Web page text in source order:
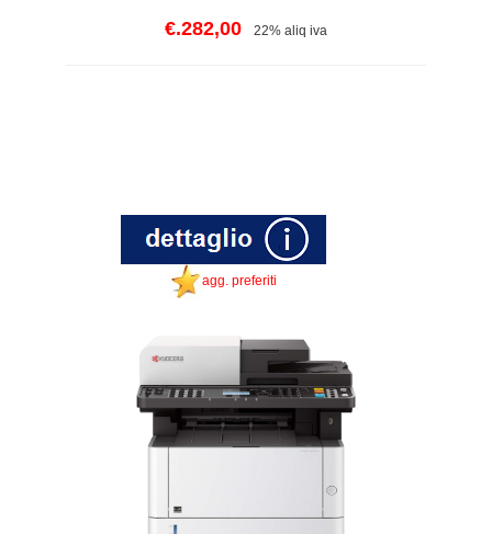
€.282,00 22% aliq iva
agg. preferiti